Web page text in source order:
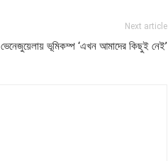
Next article
ভেনেজুয়েলায় ভূমিকম্প ‘এখন আমাদের কিছুই নেই’